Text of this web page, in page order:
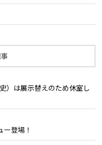
）は展示替えのため休室し
ー登場！